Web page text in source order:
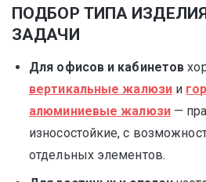
ПОДБОР ТИПА
ЗАДАЧИ
Для офисов и кабинетов
вертикальные жалюзии
алюминиевые жалюзи—
износостойкие, с
отдельных элементов.